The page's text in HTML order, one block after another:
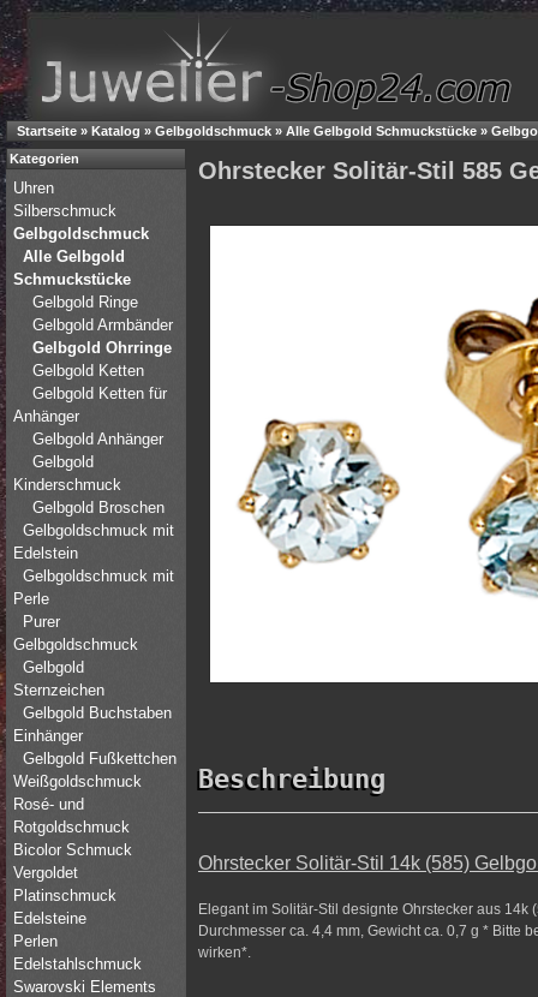
Startseite » Katalog » Gelbgoldschmuck » Alle Gelbgold Schmuckstücke »
Ohrstecker Solitär-Stil 585
Beschreibung
Ohrstecker Solitär-Stil 14k (585)
Elegant im Solitär-Stil designte Ohrstecker aus
Durchmesser ca. 4,4 mm, Gewicht ca. 0,7 g * Bitte
wirken*.
Kategorien
Uhren
Silberschmuck
Gelbgoldschmuck
Alle Gelbgold
Schmuckstücke
Gelbgold Ringe
Gelbgold Armbänder
Gelbgold Ohrringe
Gelbgold Ketten
Gelbgold Ketten für
Anhänger
Gelbgold Anhänger
Gelbgold
Kinderschmuck
Gelbgold Broschen
Gelbgoldschmuck mit
Edelstein
Gelbgoldschmuck mit
Perle
Purer
Gelbgoldschmuck
Gelbgold
Sternzeichen
Gelbgold Buchstaben
Einhänger
Gelbgold Fußkettchen
Weißgoldschmuck
Rosé- und
Rotgoldschmuck
Bicolor Schmuck
Vergoldet
Platinschmuck
Edelsteine
Perlen
Edelstahlschmuck
Swarovski Elements